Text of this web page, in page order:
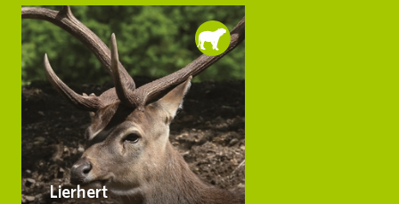
Lierhert